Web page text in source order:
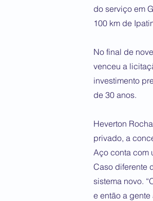
do serviço em
100 km de
No final de
venceu a
investimento
de 30 anos.
Heverton
privado, a
Aço conta com
Caso diferente
sistema novo.
e então a